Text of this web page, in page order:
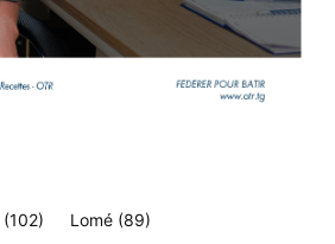
(102) Lomé (89)